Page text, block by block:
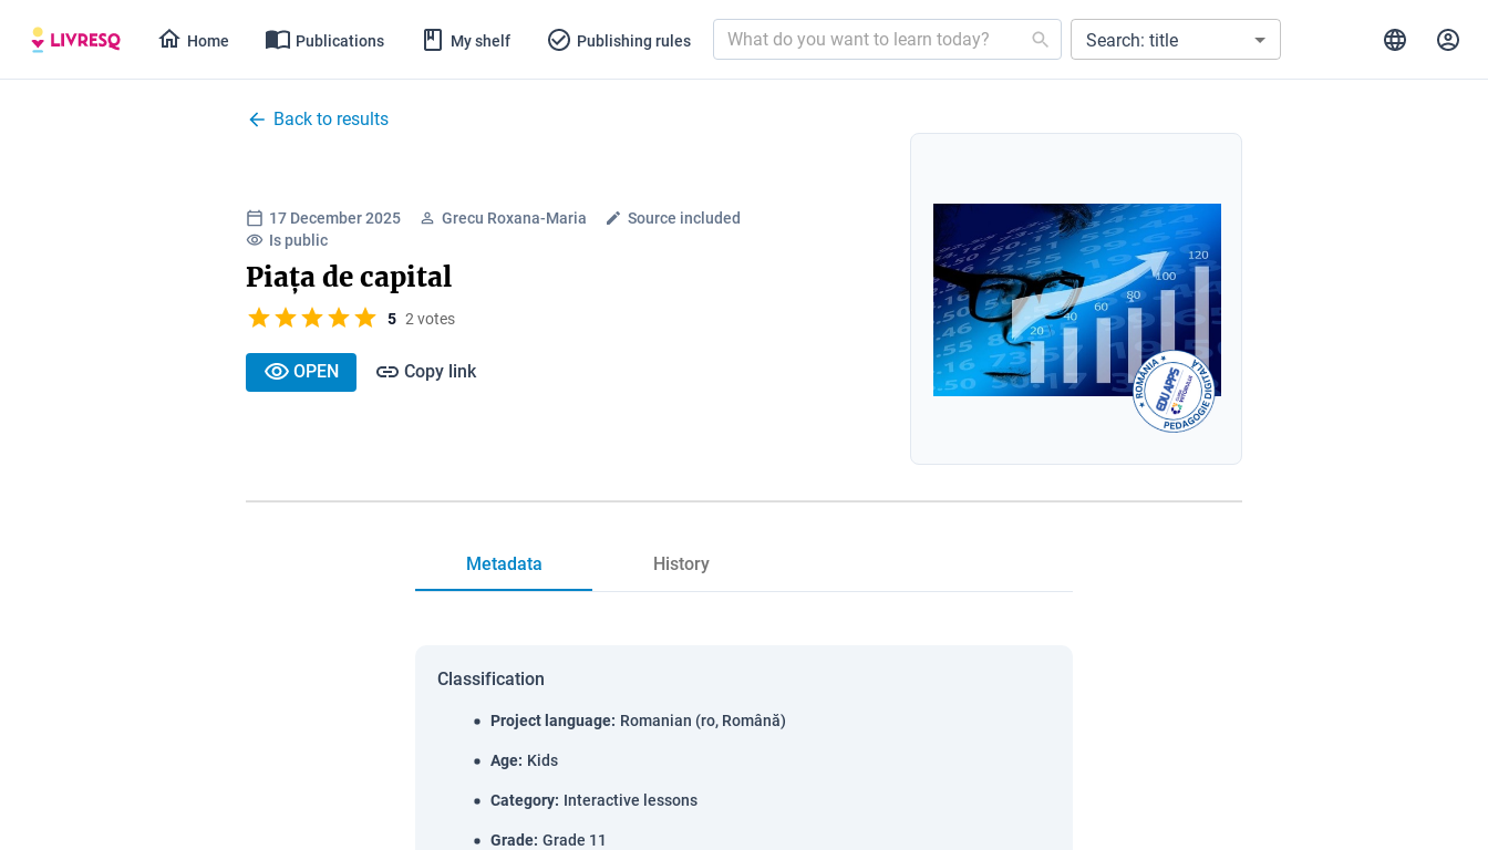
Home Publications My shelf Publishing rules Search: title
Back to results
17 December 2025 Grecu Roxana-Maria
Source included
Is public
Piața de capital
5 2 votes
OPEN Copy link
Metadata History
Classification
Project language: Romanian (ro, Română)
Age: Kids
Category: Interactive lessons
Grade: Grade 11